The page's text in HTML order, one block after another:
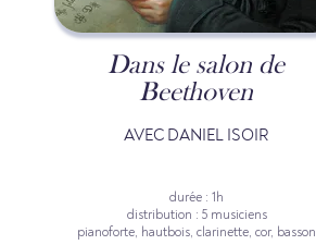
Dans le salon de
Beethoven
AVEC DANIEL ISOIR
durée : 1h
distribution : 5 musiciens
pianoforte, hautbois, clarinette, cor, basson